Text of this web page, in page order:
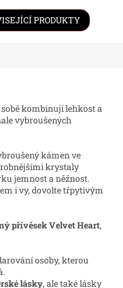
PRODUKTY
kombinují lehkost a
vybroušených
kámen ve
krystaly
jemnost a něžnost.
i vy, dovolte třpytivým
přívěsek Velvet Heart,
osoby, kterou
lásky, ale také lásky